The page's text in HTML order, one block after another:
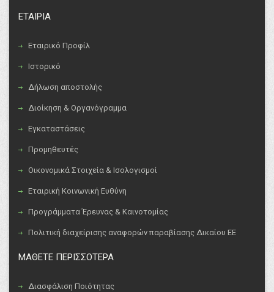
ΕΤΑΙΡΙΑ
Εταιρικό Προφίλ
Ιστορικό
Δήλωση αποστολής
Διοίκηση & Οργανόγραμμα
Εγκαταστάσεις
Προμηθευτές
Οικονομικά Στοιχεία & Ισολογισμοί
Εταιρική Κοινωνική Ευθύνη
Προγράμματα Έρευνας & Καινοτομίας
Πολιτική διαχείρισης αναφορών παραβίασης Δικαίου ΕΕ
ΜΑΘΕΤΕ ΠΕΡΙΣΣΟΤΕΡΑ
Διασφάλιση Ποιότητας